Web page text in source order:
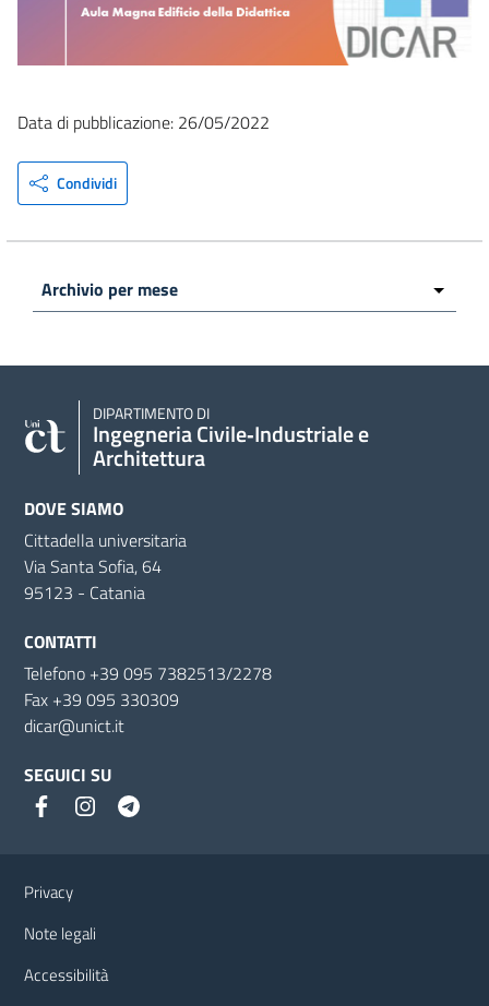
Data di pubblicazione: 26/05/2022
Condividi
DIPARTIMENTO DI
Ingegneria Civile‑Industriale e
Architettura
DOVE SIAMO
Cittadella universitaria
Via Santa Sofia, 64
95123 - Catania
CONTATTI
Telefono +39 095 7382513/2278
Fax +39 095 330309
dicar@unict.it
SEGUICI SU
Privacy
Note legali
Accessibilità